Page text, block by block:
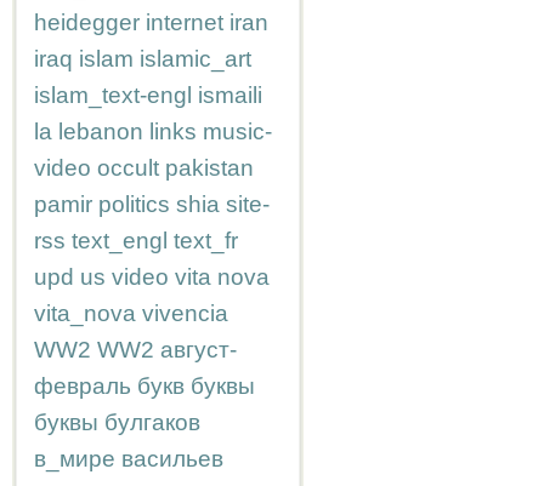
heidegger internet iran
iraq islam islamic_art
islam_text-engl ismaili
la lebanon links music-
video occult pakistan
pamir politics shia site-
rss text_engl text_fr
upd us video vita nova
vita_nova vivencia
WW2 WW2 август-
февраль букв буквы
буквы булгаков
в_мире васильев